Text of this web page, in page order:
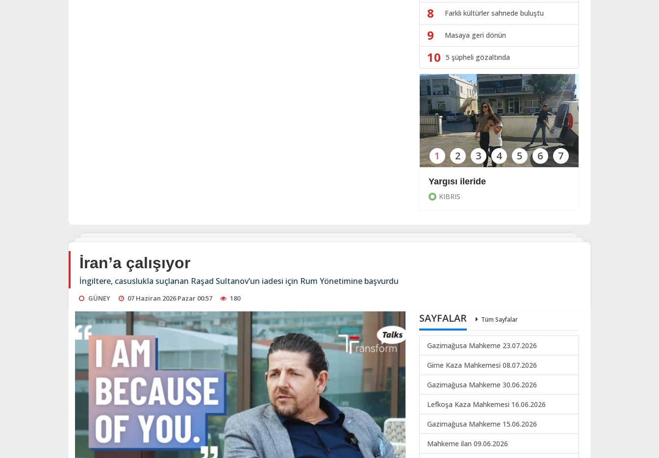
8 Farklı kültürler sahnede buluştu
9 Masaya geri dönün
10 5 şüpheli gözaltında
Yargısı ileride
KIBRIS
1 2 3 4 5 6 7
İran’a çalışıyor
İngiltere, casuslukla suçlanan Raşad Sultanov’un iadesi için Rum Yönetimine başvurdu
GÜNEY 07 Haziran 2026 Pazar 00:57 180
SAYFALAR Tüm Sayfalar
Gazimağusa Mahkeme 23.07.2026
Girne Kaza Mahkemesi 08.07.2026
Gazimağusa Mahkeme 30.06.2026
Lefkoşa Kaza Mahkemesi 16.06.2026
Gazimağusa Mahkeme 15.06.2026
Mahkeme ilan 09.06.2026